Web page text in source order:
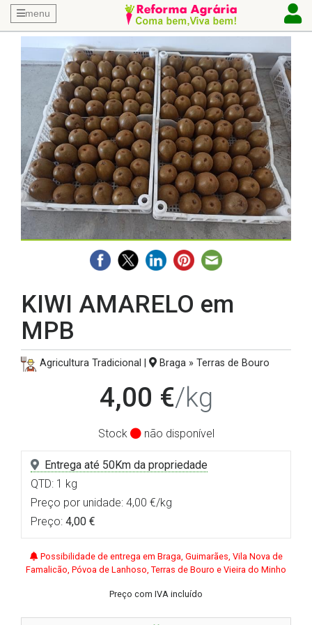
menu
KIWI AMARELO em
MPB
Agricultura Tradicional | Braga » Terras de Bouro
4,00 €/kg
Stock não disponível
Entrega até 50Km da propriedade
QTD: 1 kg
Preço por unidade: 4,00 €/kg
Preço: 4,00 €
Possibilidade de entrega em Braga, Guimarães, Vila Nova de
Famalicão, Póvoa de Lanhoso, Terras de Bouro e Vieira do Minho
Preço com IVA incluído